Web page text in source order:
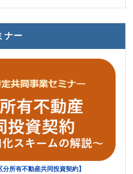
ナー
所有不動産共同投資契約】